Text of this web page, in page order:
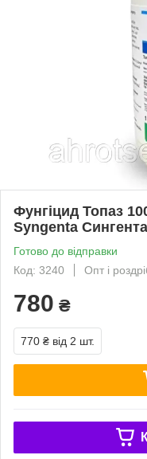
Фунгіцид Топаз
Syngenta
Готово до відправки
Код: 3240
Опт і
780 ₴
770 ₴ від 2 шт.